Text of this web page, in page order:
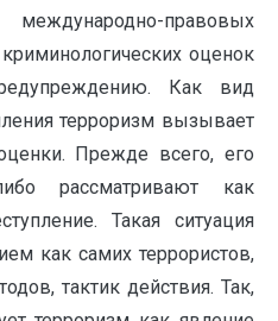
правовых
оценок
Как вид
терроризм вызывает
Прежде всего, его
рассматривают как
Такая ситуация
как самих террористов,
тактик действия. Так,